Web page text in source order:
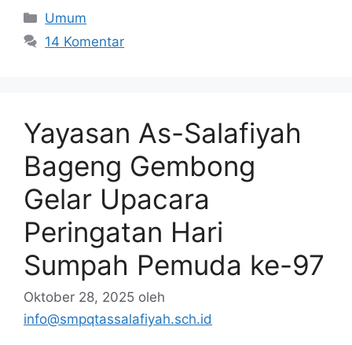
Umum
14 Komentar
Yayasan As-Salafiyah
Bageng Gembong
Gelar Upacara
Peringatan Hari
Sumpah Pemuda ke-97
Oktober 28, 2025 oleh
info@smpqtassalafiyah.sch.id